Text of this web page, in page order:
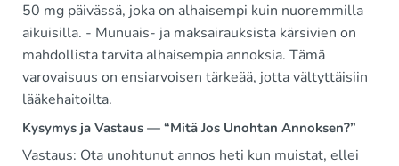
50 mg päivässä, joka on alhaisempi kuin nuoremmilla
aikuisilla. - Munuais- ja maksairauksista kärsivien on
mahdollista tarvita alhaisempia annoksia. Tämä
varovaisuus on ensiarvoisen tärkeää, jotta vältyttäisiin
lääkehaitoilta.
Kysymys ja Vastaus — “Mitä Jos Unohtan Annoksen?”
Vastaus: Ota unohtunut annos heti kun muistat, ellei